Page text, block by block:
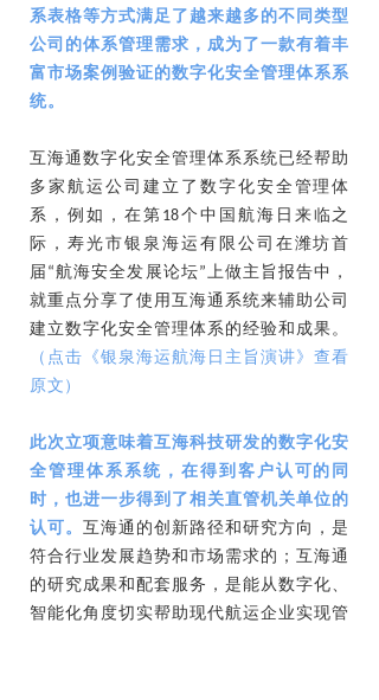
系表格等方式满足了越来越多的不同类型
公司的体系管理需求，成为了一款有着丰
富市场案例验证的数字化安全管理体系系
统。
互海通数字化安全管理体系系统已经帮助
多家航运公司建立了数字化安全管理体
系，例如，在第18个中国航海日来临之
际，寿光市银泉海运有限公司在潍坊首
届“航海安全发展论坛”上做主旨报告中，
就重点分享了使用互海通系统来辅助公司
建立数字化安全管理体系的经验和成果。
（点击《银泉海运航海日主旨演讲》查看
原文）
此次立项意味着互海科技研发的数字化安
全管理体系系统，在得到客户认可的同
时，也进一步得到了相关直管机关单位的
认可。互海通的创新路径和研究方向，是
符合行业发展趋势和市场需求的；互海通
的研究成果和配套服务，是能从数字化、
智能化角度切实帮助现代航运企业实现管